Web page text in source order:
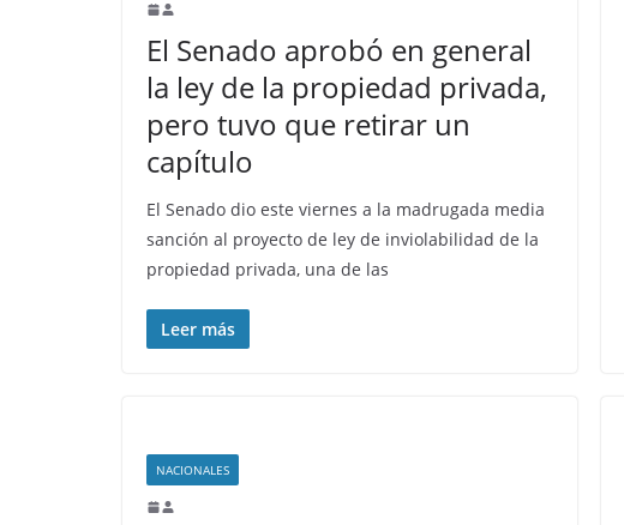
El Senado aprobó en general
la ley de la propiedad privada,
pero tuvo que retirar un
capítulo
El Senado dio este viernes a la madrugada media
sanción al proyecto de ley de inviolabilidad de la
propiedad privada, una de las
Leer más
NACIONALES